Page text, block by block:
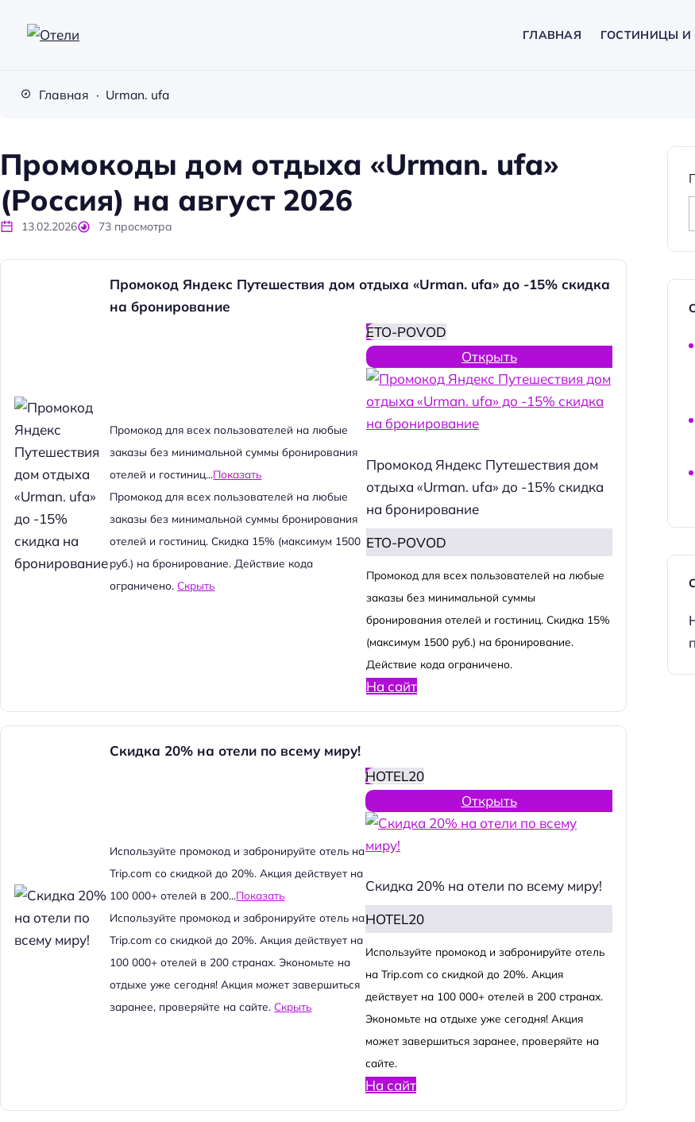
е
ГЛАВНАЯ ГОСТИНИЦЫ И
Главная Urman. ufa
Промокоды дом отдыха «Urman. ufa»
(Россия) на август 2026
13.02.2026 73 просмотра
Промокод Яндекс Путешествия дом отдыха «Urman. ufa» до -15% скидка
на бронирование
Промокод для всех пользователей на любые
заказы без минимальной суммы бронирования
отелей и гостиниц...Показать
Промокод для всех пользователей на любые
заказы без минимальной суммы бронирования
отелей и гостиниц. Скидка 15% (максимум 1500
руб.) на бронирование. Действие кода
ограничено.Скрыть
ETO-POVOD
Открыть
Промокод Яндекс Путешествия дом
отдыха «Urman. ufa» до -15% скидка
на бронирование
ETO-POVOD
Промокод для всех пользователей на любые
заказы без минимальной суммы
бронирования отелей и гостиниц. Скидка 15%
(максимум 1500 руб.) на бронирование.
Действие кода ограничено.
На сайт
Скидка 20% на отели по всему миру!
Используйте промокод и забронируйте отель на
Trip.com со скидкой до 20%. Акция действует на
100 000+ отелей в 200...Показать
Используйте промокод и забронируйте отель на
Trip.com со скидкой до 20%. Акция действует на
100 000+ отелей в 200 странах. Экономьте на
отдыхе уже сегодня! Акция может завершиться
заранее, проверяйте на сайте.Скрыть
HOTEL20
Открыть
Скидка 20% на отели по всему миру!
HOTEL20
Используйте промокод и забронируйте отель
на Trip.com со скидкой до 20%. Акция
действует на 100 000+ отелей в 200 странах.
Экономьте на отдыхе уже сегодня! Акция
может завершиться заранее, проверяйте на
сайте.
На сайт